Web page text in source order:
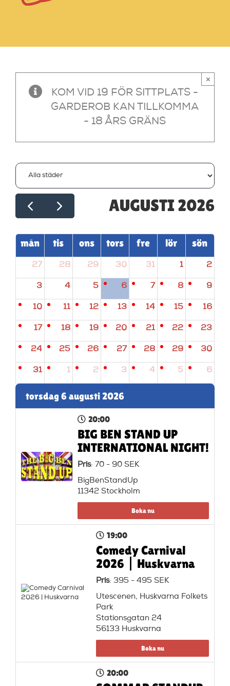
KOM VID 19 FÖR SITTPLATS -
GARDEROB KAN TILLKOMMA
- 18 ÅRS GRÄNS
×
AUGUSTI 2026
mån tis ons tors fre lör sön
27 28 29 30 31 1 2
3 4 5 6 7 8 9
10 11 12 13 14 15 16
17 18 19 20 21 22 23
24 25 26 27 28 29 30
31 1 2 3 4 5 6
torsdag 6 augusti 2026
20:00
BIG BEN STAND UP
INTERNATIONAL NIGHT!
Pris: 70 - 90 SEK
BigBenStandUp
11342 Stockholm
Boka nu
19:00
Comedy Carnival
2026 | Huskvarna
Pris: 395 - 495 SEK
Utescenen, Huskvarna Folkets
Park
Stationsgatan 24
56133 Huskvarna
Boka nu
20:00